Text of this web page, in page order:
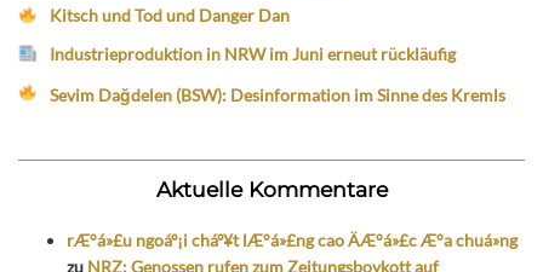
Kitsch und Tod und Danger Dan
Industrieproduktion in NRW im Juni erneut rückläufig
Sevim Dağdelen (BSW): Desinformation im Sinne des Kremls
Aktuelle Kommentare
rÆ°á»£u ngoáº¡i cháº¥t lÆ°á»£ng cao ÄÆ°á»£c Æ°a chuá»ng
zu NRZ: Genossen rufen zum Zeitungsboykott auf